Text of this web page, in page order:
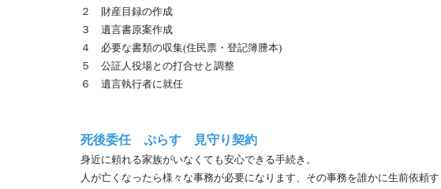
２ 財産目録の作成
３ 遺言書原案作成
４ 必要な書類の収集(住民票・登記簿謄本)
５ 公証人役場との打合せと調整
６ 遺言執行者に就任
死後委任 ぷらす 見守り契約
身近に頼れる家族がいなくても安心できる手続き。
人が亡くなったら様々な事務が必要になります、その事務を誰かに生前依頼